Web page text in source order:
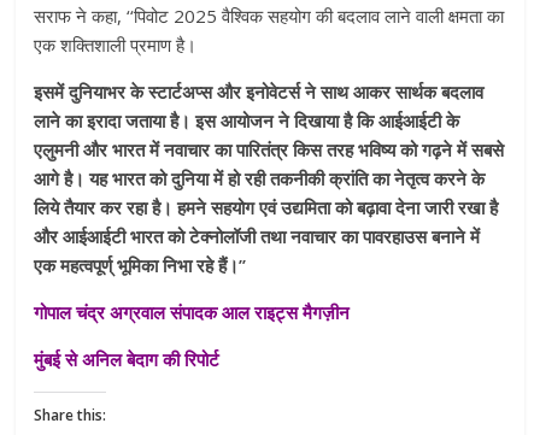
सराफ ने कहा, ‘‘पिवोट 2025 वैश्विक सहयोग की बदलाव लाने वाली क्षमता का
एक शक्तिशाली प्रमाण है।
इसमें दुनियाभर के स्‍टार्टअप्‍स और इनोवेटर्स ने साथ आकर सार्थक बदलाव
लाने का इरादा जताया है। इस आयोजन ने दिखाया है कि आईआईटी के
एलुमनी और भारत में नवाचार का पारितंत्र किस तरह भविष्‍य को गढ़ने में सबसे
आगे है। यह भारत को दुनिया में हो रही तकनीकी क्रांति का नेतृत्‍व करने के
लिये तैयार कर रहा है। हमने सहयोग एवं उद्यमिता को बढ़ावा देना जारी रखा है
और आईआईटी भारत को टेक्‍नोलॉजी तथा नवाचार का पावरहाउस बनाने में
एक महत्‍वपूर्ण् भूमिका निभा रहे हैं।’’
गोपाल चंद्र अग्रवाल संपादक आल राइट्स मैगज़ीन
मुंबई से अनिल बेदाग की रिपोर्ट
Share this: